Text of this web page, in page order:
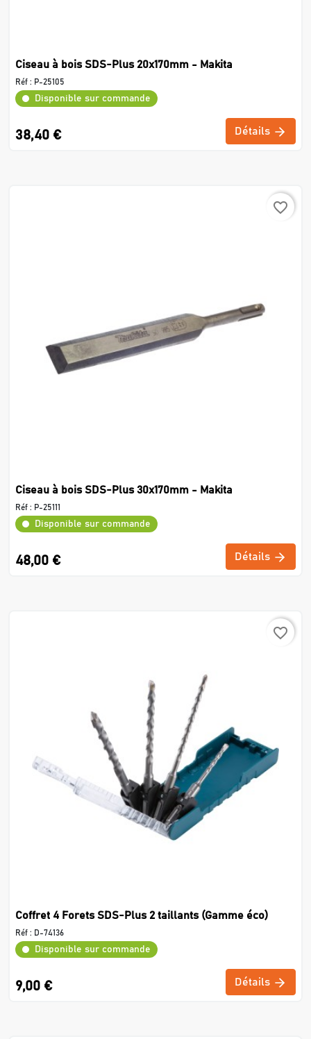
Ciseau à bois SDS-Plus 20x170mm - Makita
Réf : P-25105
Disponible sur commande
38,40 € Détails
favorite_border
Ciseau à bois SDS-Plus 30x170mm - Makita
Réf : P-25111
Disponible sur commande
48,00 € Détails
favorite_border
Coffret 4 Forets SDS-Plus 2 taillants (Gamme éco)
Réf : D-74136
Disponible sur commande
9,00 € Détails